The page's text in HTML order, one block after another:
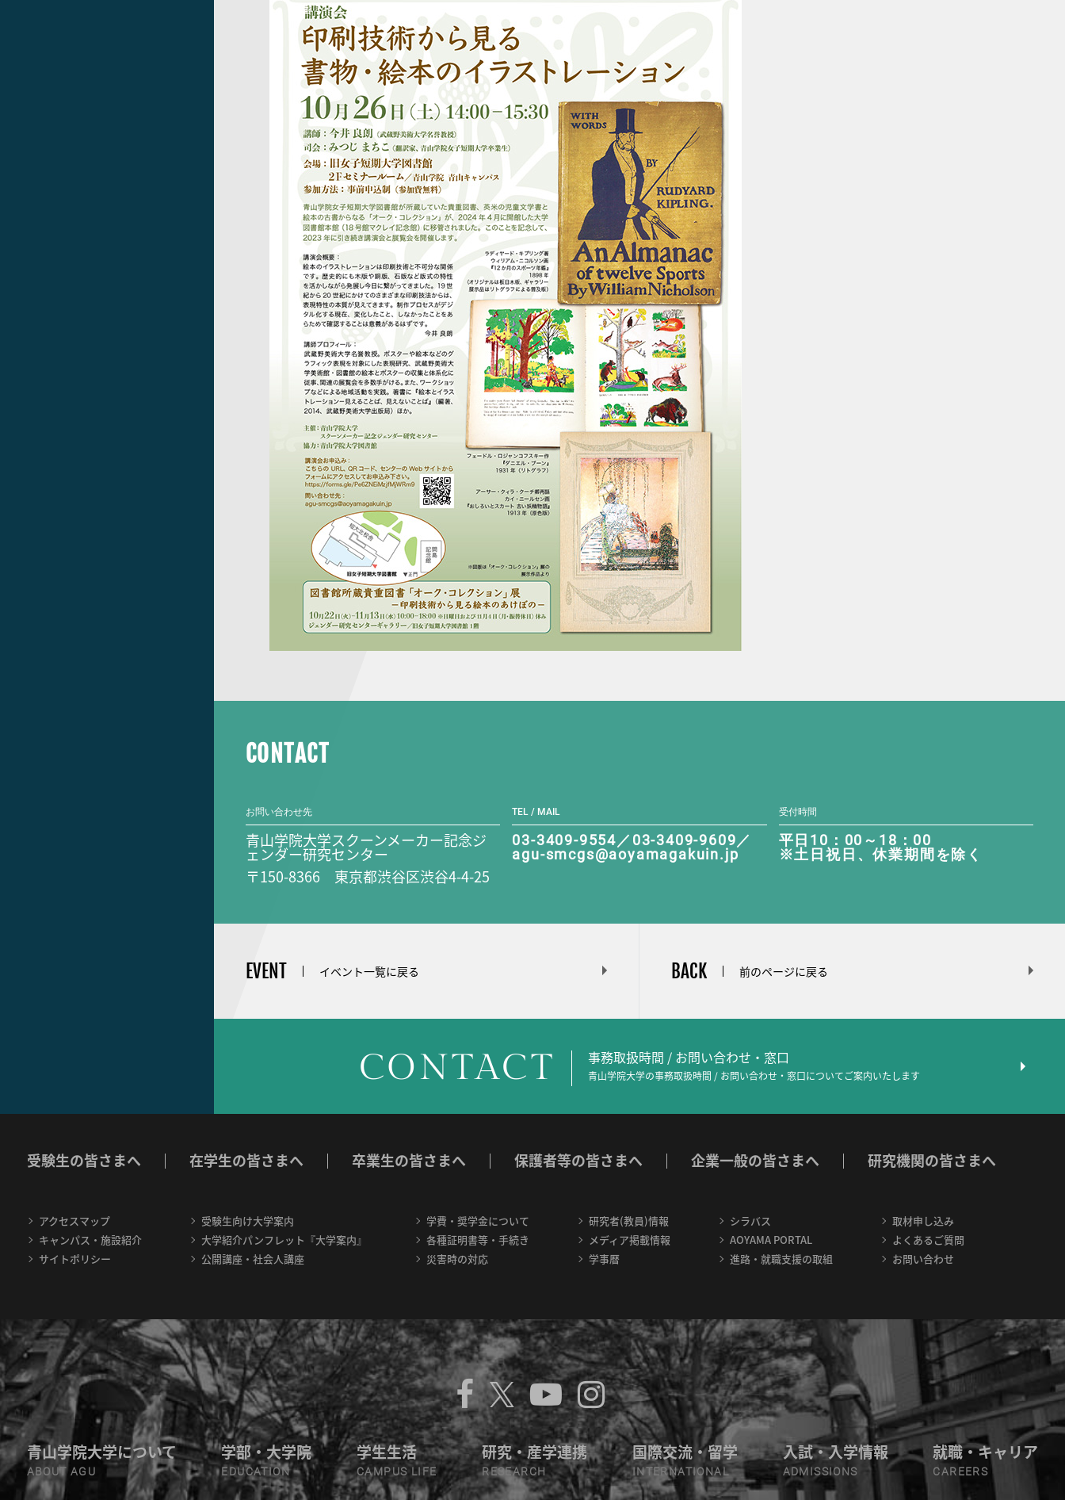
CONTACT
お問い合わせ先
青山学院大学スクーンメーカー記念ジ
ェンダー研究センター
〒150-8366 東京都渋谷区渋谷4-4-25
TEL / MAIL
03-3409-9554／03-3409-9609／
agu-smcgs@aoyamagakuin.jp
受付時間
平日10：00～18：00
※土日祝日、休業期間を除く
EVENT イベント一覧に戻る BACK 前のページに戻る
CONTACT 事務取扱時間 / お問い合わせ・窓口
青山学院大学の事務取扱時間 / お問い合わせ・窓口についてご案内いたします
受験生の皆さまへ 在学生の皆さまへ 卒業生の皆さまへ 保護者等の皆さまへ 企業一般の皆さまへ 研究機関の皆さまへ
アクセスマップ
キャンパス・施設紹介
サイトポリシー
受験生向け大学案内
大学紹介パンフレット『大学案内』
公開講座・社会人講座
学費・奨学金について
各種証明書等・手続き
災害時の対応
研究者(教員)情報
メディア掲載情報
学事暦
シラバス
AOYAMA PORTAL
進路・就職支援の取組
取材申し込み
よくあるご質問
お問い合わせ
青山学院大学について
ABOUT AGU
学部・大学院
EDUCATION
学生生活
CAMPUS LIFE
研究・産学連携
RESEARCH
国際交流・留学
INTERNATIONAL
入試・入学情報
ADMISSIONS
就職・キャリア
CAREERS